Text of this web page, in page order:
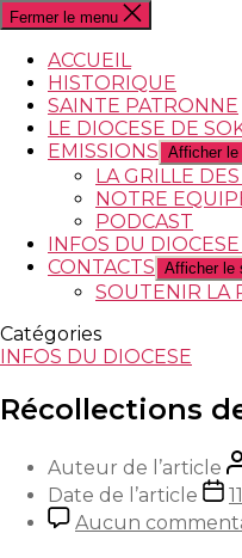
Fermer le menu
ACCUEIL
HISTORIQUE
SAINTE PATRONNE
LE DIOCESE DE
EMISSIONS Afficher le
LA GRILLE
NOTRE
PODCAST
INFOS DU DIOCESE
CONTACTS Afficher le
SOUTENIR LA
Catégories
INFOS DU DIOCESE
Récollections
Auteur de l’article
Date de l’article
Aucun